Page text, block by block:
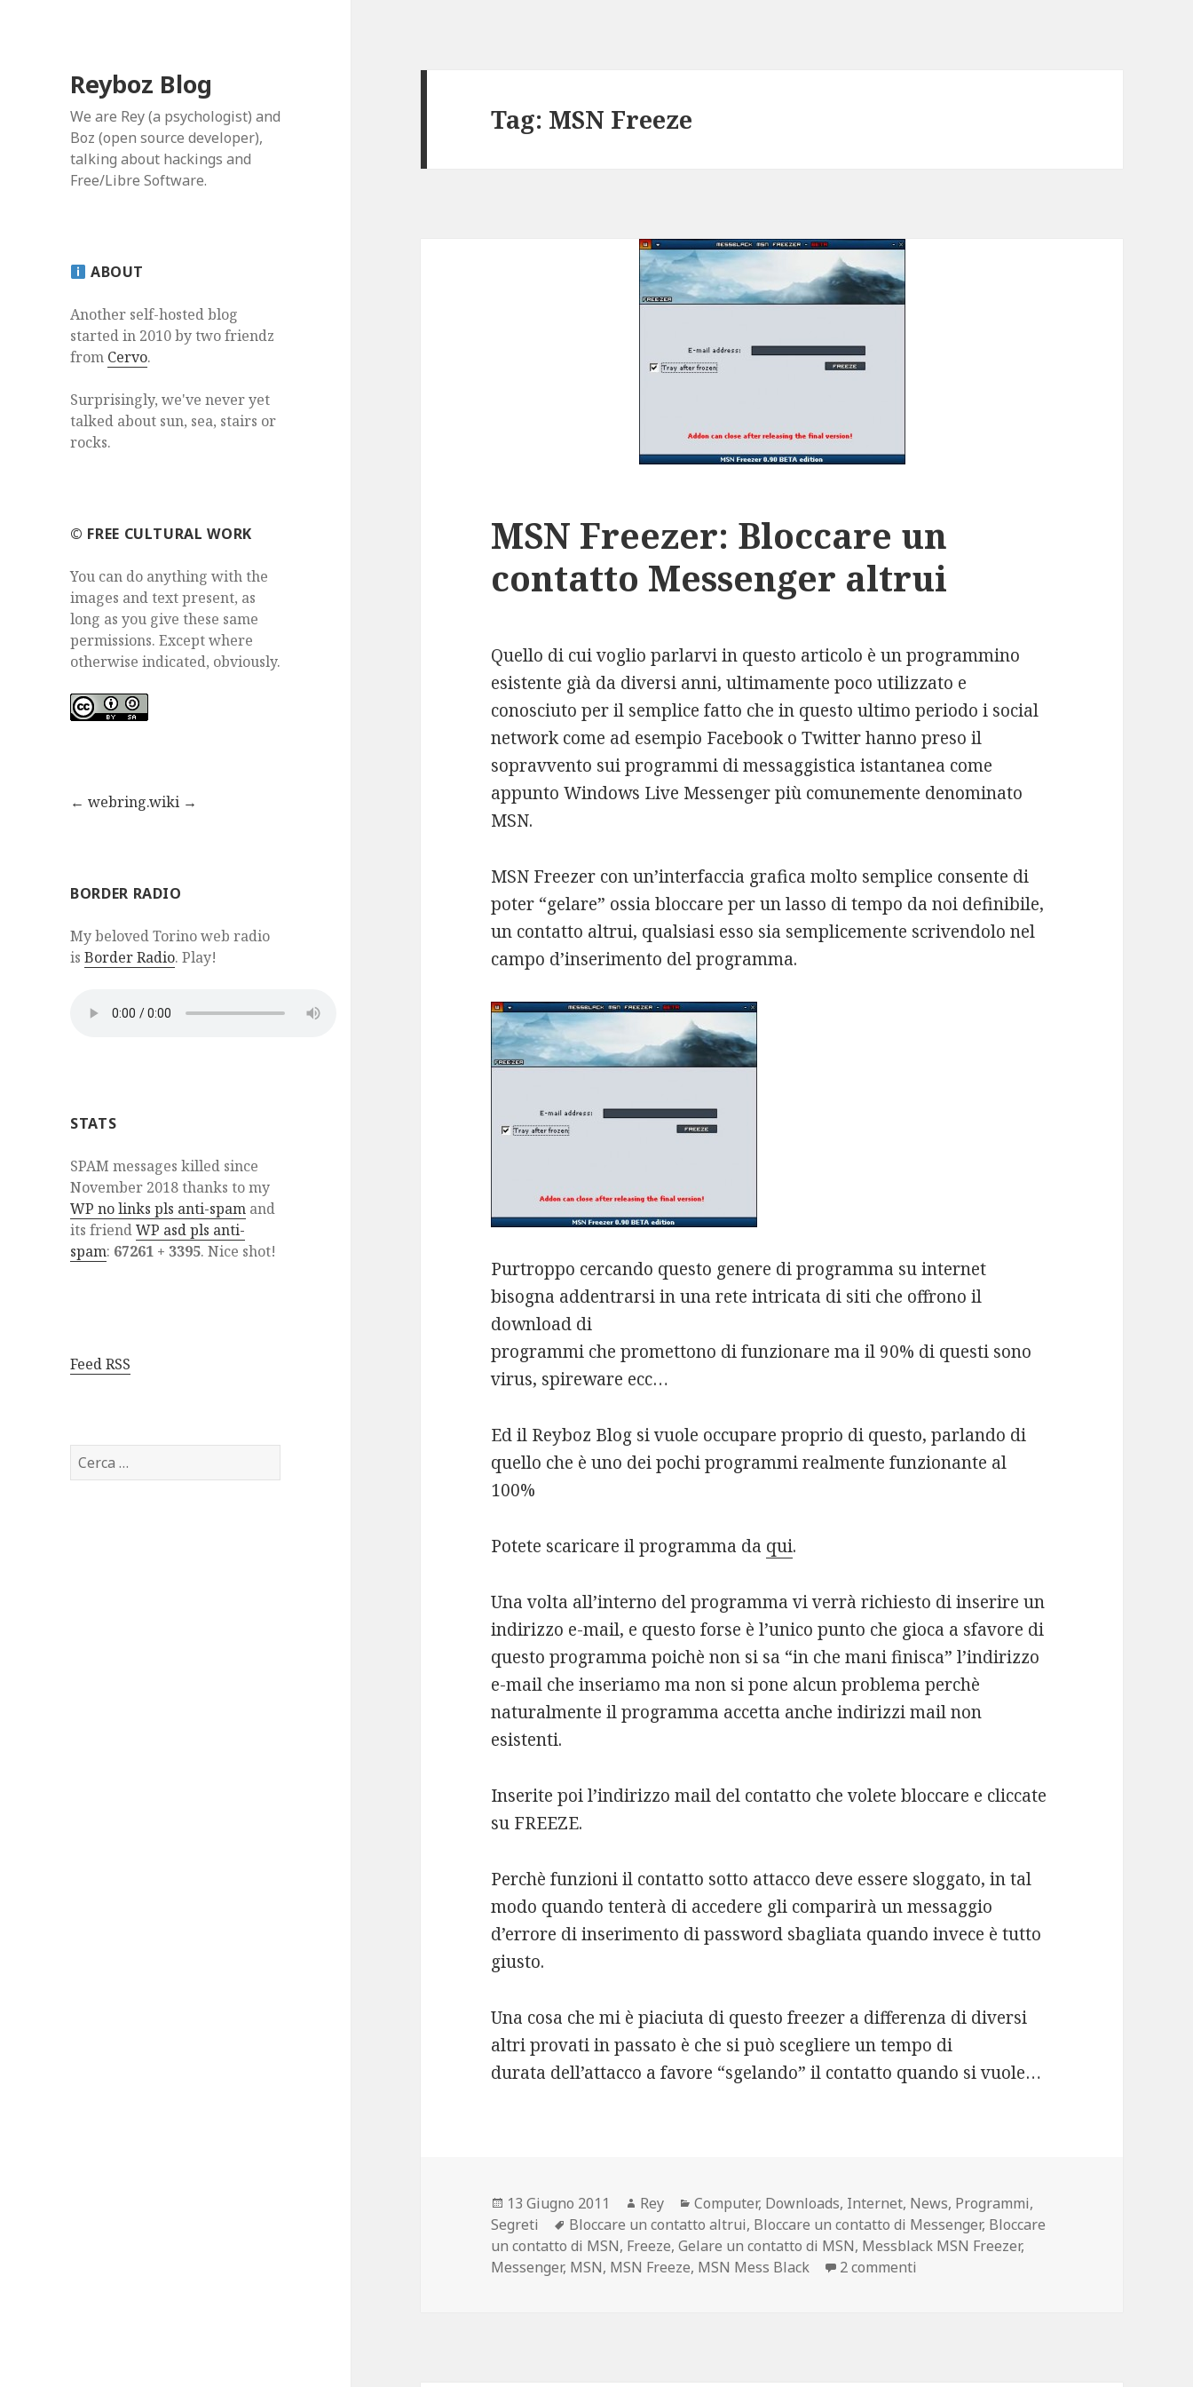
Reyboz Blog
We are Rey (a psychologist) and
Boz (open source developer),
talking about hackings and
Free/Libre Software.
ABOUT
Another self-hosted blog
started in 2010 by two friendz
from Cervo.
Surprisingly, we've never yet
talked about sun, sea, stairs or
rocks.
©️ FREE CULTURAL WORK
You can do anything with the
images and text present, as
long as you give these same
permissions. Except where
otherwise indicated, obviously.
← webring.wiki →
BORDER RADIO
My beloved Torino web radio
isBorder Radio. Play!
STATS
SPAM messages killed since
November 2018 thanks to my
WP no links pls anti-spam and
its friendWP asd pls anti-
spam: 67261 + 3395. Nice shot!
Feed RSS
Ricerca
per:
Tag: MSN Freeze
MSN Freezer: Bloccare un
contatto Messenger altrui
Quello di cui voglio parlarvi in questo articolo è un programmino
esistente già da diversi anni, ultimamente poco utilizzato e
conosciuto per il semplice fatto che in questo ultimo periodo i social
network come ad esempio Facebook o Twitter hanno preso il
sopravvento sui programmi di messaggistica istantanea come
appunto Windows Live Messenger più comunemente denominato
MSN.
MSN Freezer con un’interfaccia grafica molto semplice consente di
poter “gelare” ossia bloccare per un lasso di tempo da noi definibile,
un contatto altrui, qualsiasi esso sia semplicemente scrivendolo nel
campo d’inserimento del programma.
Purtroppo cercando questo genere di programma su internet
bisogna addentrarsi in una rete intricata di siti che offrono il
download di
programmi che promettono di funzionare ma il 90% di questi sono
virus, spireware ecc…
Ed il Reyboz Blog si vuole occupare proprio di questo, parlando di
quello che è uno dei pochi programmi realmente funzionante al
100%
Potete scaricare il programma da qui.
Una volta all’interno del programma vi verrà richiesto di inserire un
indirizzo e-mail, e questo forse è l’unico punto che gioca a sfavore di
questo programma poichè non si sa “in che mani finisca” l’indirizzo
e-mail che inseriamo ma non si pone alcun problema perchè
naturalmente il programma accetta anche indirizzi mail non
esistenti.
Inserite poi l’indirizzo mail del contatto che volete bloccare e cliccate
su FREEZE.
Perchè funzioni il contatto sotto attacco deve essere sloggato, in tal
modo quando tenterà di accedere gli comparirà un messaggio
d’errore di inserimento di password sbagliata quando invece è tutto
giusto.
Una cosa che mi è piaciuta di questo freezer a differenza di diversi
altri provati in passato è che si può scegliere un tempo di
durata dell’attacco a favore “sgelando” il contatto quando si vuole…
Scritto
il
13 Giugno 2011 Autore
Rey Categorie
Computer, Downloads, Internet, News, Programmi,
Segreti
Tag
Bloccare un contatto altrui, Bloccare un contatto di Messenger, Bloccare
un contatto di MSN, Freeze,Gelare un contatto di MSN, Messblack MSN Freezer,
Messenger, MSN, MSN Freeze, MSN Mess Black 2 commenti